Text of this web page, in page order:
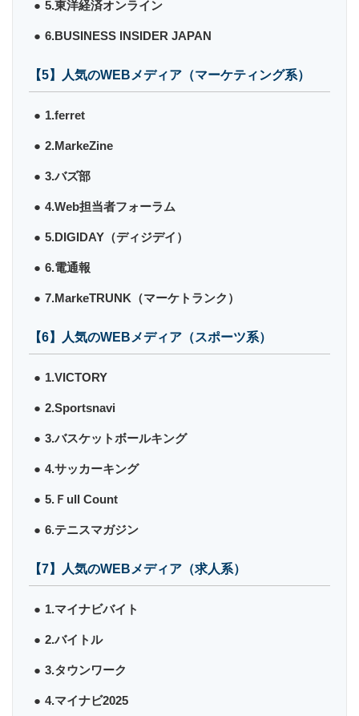
5.東洋経済オンライン
6.BUSINESS INSIDER JAPAN
【5】人気のWEBメディア（マーケティング系）
1.ferret
2.MarkeZine
3.バズ部
4.Web担当者フォーラム
5.DIGIDAY（ディジデイ）
6.電通報
7.MarkeTRUNK（マーケトランク）
【6】人気のWEBメディア（スポーツ系）
1.VICTORY
2.Sportsnavi
3.バスケットボールキング
4.サッカーキング
5.Ｆull Count
6.テニスマガジン
【7】人気のWEBメディア（求人系）
1.マイナビバイト
2.バイトル
3.タウンワーク
4.マイナビ2025